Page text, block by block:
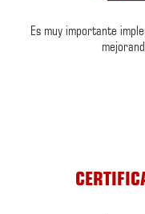
Es muy importante